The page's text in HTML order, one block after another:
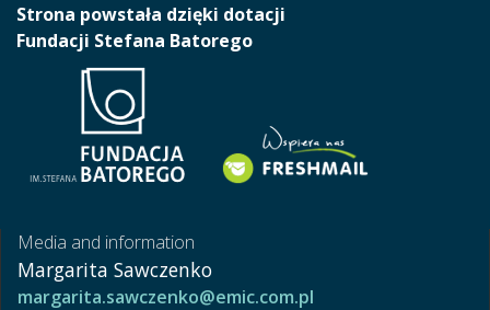
Strona powstała dzięki dotacji
Fundacji Stefana Batorego
Media and information
Margarita Sawczenko
margarita.sawczenko@emic.com.pl